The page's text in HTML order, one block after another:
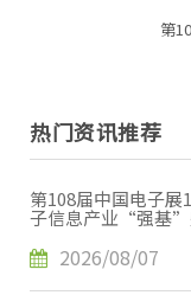
第
热门资讯推荐
第108届中国电子
子信息产业“强基
2026/08/07